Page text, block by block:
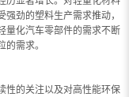
劲的塑料生产需求推动，
量化汽车零部件的需求不断
需求。
性的关注以及对高性能环保